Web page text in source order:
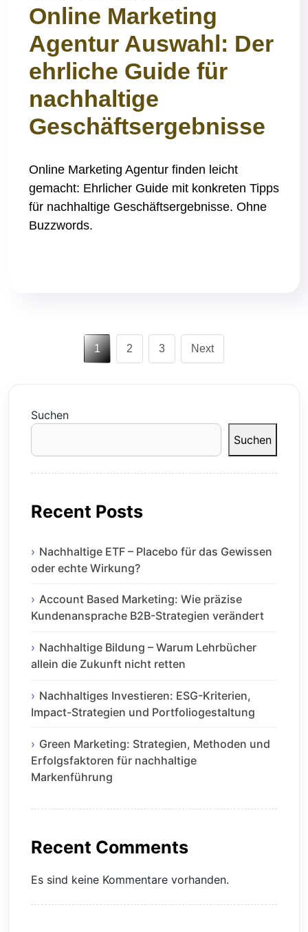
Online Marketing
Agentur Auswahl: Der
ehrliche Guide für
nachhaltige
Geschäftsergebnisse
Online Marketing Agentur finden leicht
gemacht: Ehrlicher Guide mit konkreten Tipps
für nachhaltige Geschäftsergebnisse. Ohne
Buzzwords.
der
Page
1 Page
2 Page
3 Next
Suchen
Suchen
Recent Posts
Nachhaltige ETF – Placebo für das Gewissen
oder echte Wirkung?
Account Based Marketing: Wie präzise
Kundenansprache B2B-Strategien verändert
Nachhaltige Bildung – Warum Lehrbücher
allein die Zukunft nicht retten
Nachhaltiges Investieren: ESG-Kriterien,
Impact-Strategien und Portfoliogestaltung
Green Marketing: Strategien, Methoden und
Erfolgsfaktoren für nachhaltige
Markenführung
Recent Comments
Es sind keine Kommentare vorhanden.